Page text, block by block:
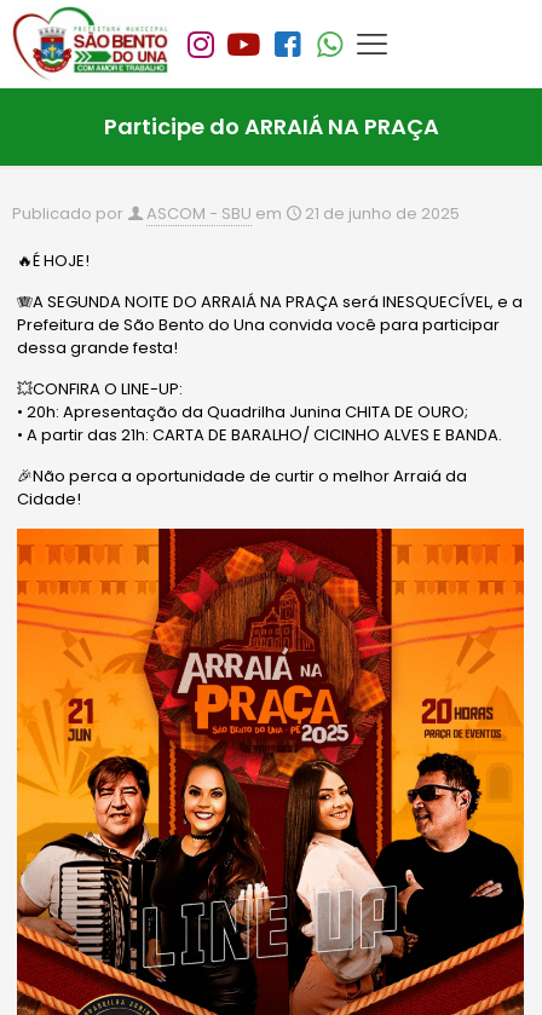
Participe do ARRAIÁ NA PRAÇA
Publicado por ASCOM - SBU em 21 de junho de 2025
🔥É HOJE!
🪗A SEGUNDA NOITE DO ARRAIÁ NA PRAÇA será INESQUECÍVEL, e a
Prefeitura de São Bento do Una convida você para participar
dessa grande festa!
💥CONFIRA O LINE-UP:
• 20h: Apresentação da Quadrilha Junina CHITA DE OURO;
• ⁠A partir das 21h: CARTA DE BARALHO/ CICINHO ALVES E BANDA.
🎉Não perca a oportunidade de curtir o melhor Arraiá da
Cidade!